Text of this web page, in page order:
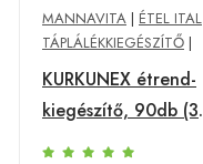
MANNAVITA | ÉTEL ITAL
TÁPLÁLÉKKIEGÉSZÍTŐ |
KURKUNEX étrend-
kiegészítő, 90db (3
db)